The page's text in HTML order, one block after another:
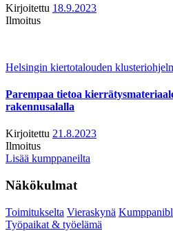
Kirjoitettu 18.9.2023
Ilmoitus
Helsingin kiertotalouden
Parempaa tietoa
rakennusalalla
Kirjoitettu 21.8.2023
Ilmoitus
Lisää kumppaneilta
Näkökulmat
Toimitukselta Vieraskynä
Työpaikat & työelämä